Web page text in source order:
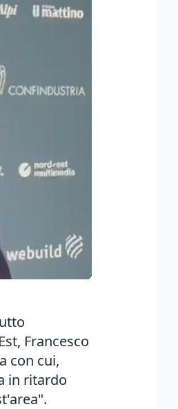
Francesco
con cui,
in ritardo